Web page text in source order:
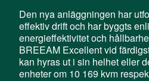
Den nyaanläggningen har
effektivdriftoch harbyggts
energieffektivitetoch
BREEAM Excellent vid
kan hyras ut i sin helheteller
enheterom 10 169 kvm